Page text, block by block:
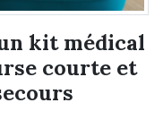
kit médical
courte et